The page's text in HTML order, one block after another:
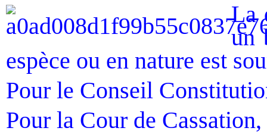
La
un
espèce ou en nature est
Pour le Conseil
Pour la Cour de